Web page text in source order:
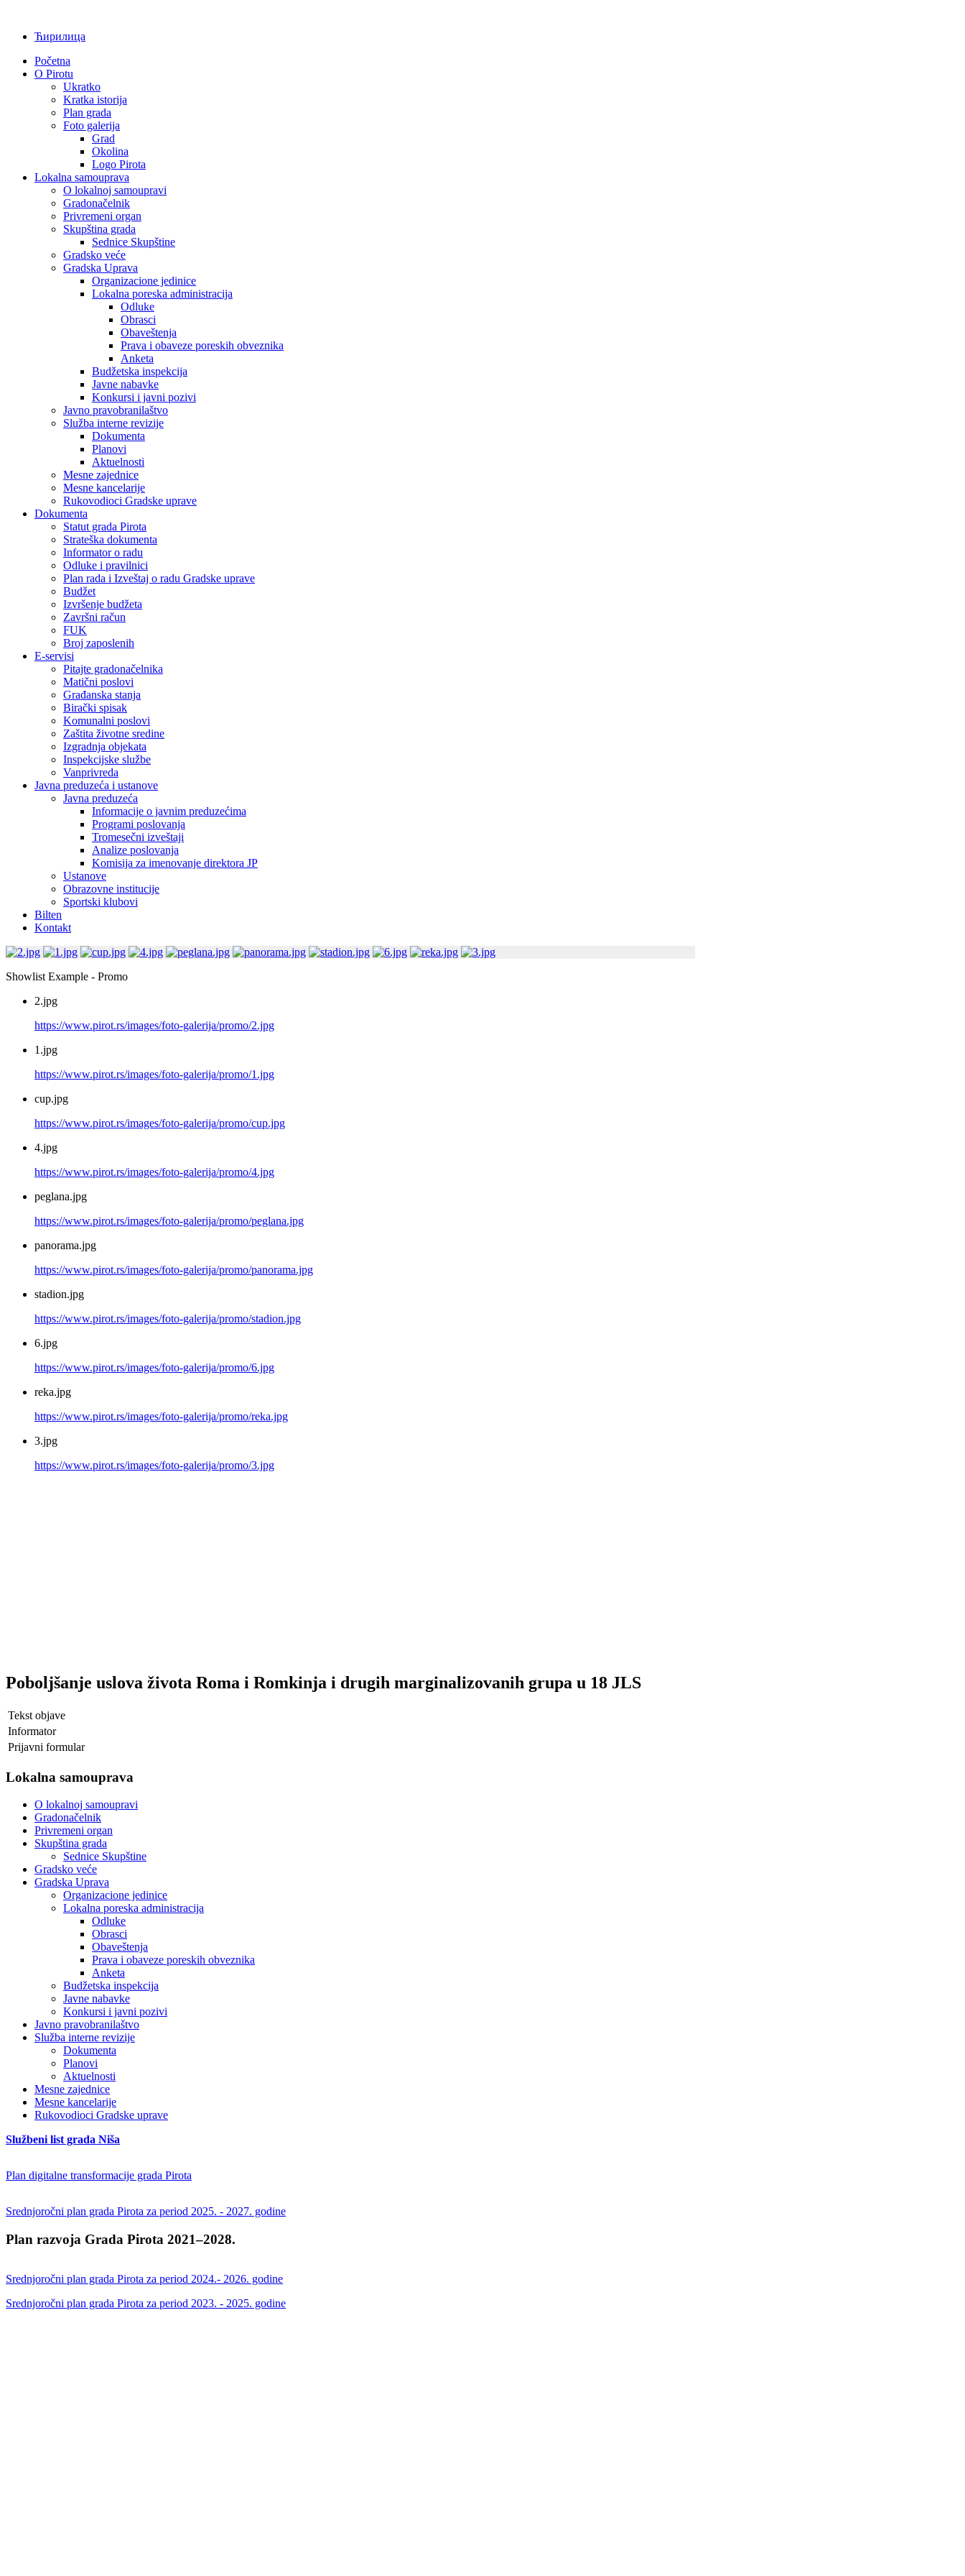
Ћирилица
Početna
O Pirotu
Ukratko
Kratka istorija
Plan grada
Foto galerija
Grad
Okolina
Logo Pirota
Lokalna samouprava
O lokalnoj samoupravi
Gradonačelnik
Privremeni organ
Skupština grada
Sednice Skupštine
Gradsko veće
Gradska Uprava
Organizacione jedinice
Lokalna poreska administracija
Odluke
Obrasci
Obaveštenja
Prava i obaveze poreskih obveznika
Anketa
Budžetska inspekcija
Javne nabavke
Konkursi i javni pozivi
Javno pravobranilaštvo
Služba interne revizije
Dokumenta
Planovi
Aktuelnosti
Mesne zajednice
Mesne kancelarije
Rukovodioci Gradske uprave
Dokumenta
Statut grada Pirota
Strateška dokumenta
Informator o radu
Odluke i pravilnici
Plan rada i Izveštaj o radu Gradske uprave
Budžet
Izvršenje budžeta
Završni račun
FUK
Broj zaposlenih
E-servisi
Pitajte gradonačelnika
Matični poslovi
Građanska stanja
Birački spisak
Komunalni poslovi
Zaštita životne sredine
Izgradnja objekata
Inspekcijske službe
Vanprivreda
Javna preduzeća i ustanove
Javna preduzeća
Informacije o javnim preduzećima
Programi poslovanja
Tromesečni izveštaji
Analize poslovanja
Komisija za imenovanje direktora JP
Ustanove
Obrazovne institucije
Sportski klubovi
Bilten
Kontakt
Showlist Example - Promo
2.jpg
https://www.pirot.rs/images/foto-galerija/promo/2.jpg
1.jpg
https://www.pirot.rs/images/foto-galerija/promo/1.jpg
cup.jpg
https://www.pirot.rs/images/foto-galerija/promo/cup.jpg
4.jpg
https://www.pirot.rs/images/foto-galerija/promo/4.jpg
peglana.jpg
https://www.pirot.rs/images/foto-galerija/promo/peglana.jpg
panorama.jpg
https://www.pirot.rs/images/foto-galerija/promo/panorama.jpg
stadion.jpg
https://www.pirot.rs/images/foto-galerija/promo/stadion.jpg
6.jpg
https://www.pirot.rs/images/foto-galerija/promo/6.jpg
reka.jpg
https://www.pirot.rs/images/foto-galerija/promo/reka.jpg
3.jpg
https://www.pirot.rs/images/foto-galerija/promo/3.jpg
Poboljšanje uslova života Roma i Romkinja i drugih marginalizovanih grupa u 18 JLS
Tekst objave
Informator
Prijavni formular
Lokalna samouprava
O lokalnoj samoupravi
Gradonačelnik
Privremeni organ
Skupština grada
Sednice Skupštine
Gradsko veće
Gradska Uprava
Organizacione jedinice
Lokalna poreska administracija
Odluke
Obrasci
Obaveštenja
Prava i obaveze poreskih obveznika
Anketa
Budžetska inspekcija
Javne nabavke
Konkursi i javni pozivi
Javno pravobranilaštvo
Služba interne revizije
Dokumenta
Planovi
Aktuelnosti
Mesne zajednice
Mesne kancelarije
Rukovodioci Gradske uprave
Službeni list grada Niša
Plan digitalne transformacije grada Pirota
Srednjoročni plan grada Pirota za period 2025. - 2027. godine
Plan razvoja Grada Pirota 2021–2028.
Srednjoročni plan grada Pirota za period 2024.- 2026. godine
Srednjoročni plan grada Pirota za period 2023. - 2025. godine